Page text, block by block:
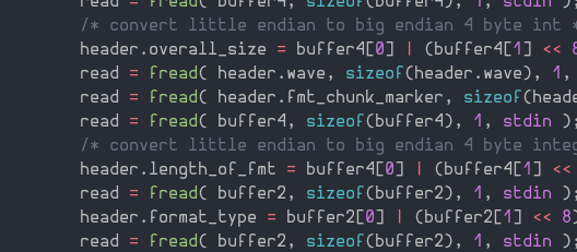
/* convert little endian to big endian 4 byte int
        header
. overall_size = buffer4 0 ( buffer4 1 <<
        read
= fread ( header . wave , sizeof ( header . wave ) , 1 ,
        read
= fread ( header . fmt_chunk_marker , sizeof (
        read
= fread ( buffer4 , sizeof ( buffer4 ) , 1 , stdin ) ;
/* convert little endian to big endian 4 byte
        header
. length_of_fmt = buffer4 0 ( buffer4 1 <<
        read
= fread ( buffer2 , sizeof ( buffer2 ) , 1 , stdin ) ;
        header
. format_type = buffer2 0 ( buffer2 1 << 8
        read
= fread ( buffer2 , sizeof ( buffer2 ) , 1 , stdin ) ;